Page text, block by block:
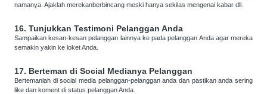
namanya. Ajaklah merekanberbincang meski hanya sekilas mengenai kabar dll.
16. Tunjukkan Testimoni Pelanggan Anda
Sampaikan kesan-kesan pelanggan lainnya ke pada pelanggan Anda agar mereka
semakin yakin ke loket Anda.
17. Berteman di Social Medianya Pelanggan
Bertemanlah di social media pelanggan-pelanggan anda dan pastikan anda sering
like dan koment di status pelanggan Anda.